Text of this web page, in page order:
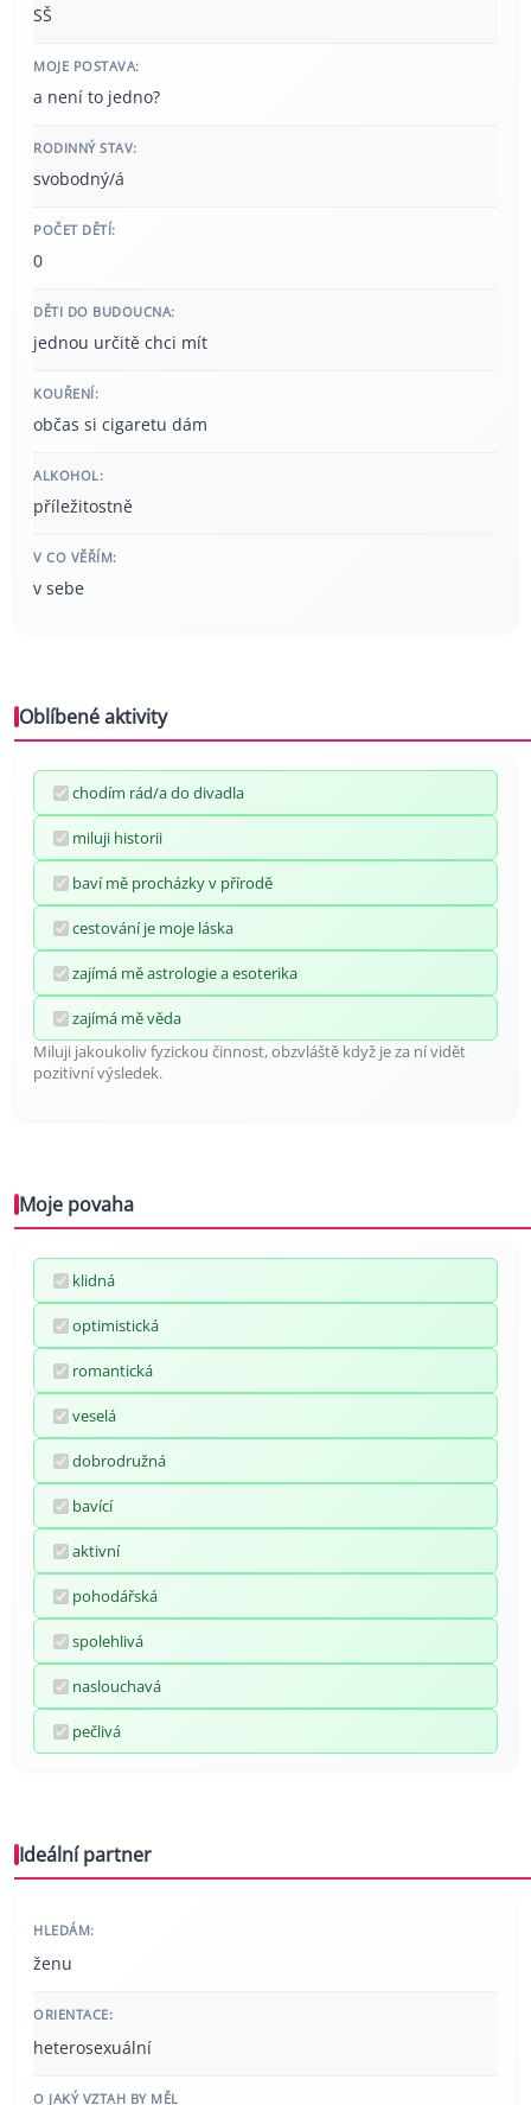
SŠ
MOJE POSTAVA:
a není to jedno?
RODINNÝ STAV:
svobodný/á
POČET DĚTÍ:
0
DĚTI DO BUDOUCNA:
jednou určitě chci mít
KOUŘENÍ:
občas si cigaretu dám
ALKOHOL:
příležitostně
V CO VĚŘÍM:
v sebe
Oblíbené aktivity
chodím rád/a do divadla
miluji historii
baví mě procházky v přírodě
cestování je moje láska
zajímá mě astrologie a esoterika
zajímá mě věda
Miluji jakoukoliv fyzickou činnost, obzvláště když je za ní vidět
pozitivní výsledek.
Moje povaha
klidná
optimistická
romantická
veselá
dobrodružná
bavící
aktivní
pohodářská
spolehlivá
naslouchavá
pečlivá
Ideální partner
HLEDÁM:
ženu
ORIENTACE:
heterosexuální
O JAKÝ VZTAH BY MĚL